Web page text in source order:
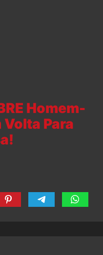
Homem-
Para